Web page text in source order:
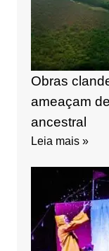
Obras
ameaçam
ancestral
Leia mais »